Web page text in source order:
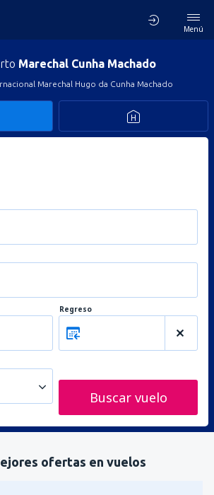
Menú
Marechal Cunha Machado
Marechal Hugo da Cunha Machado
Regreso
Buscar vuelo
ofertas en vuelos